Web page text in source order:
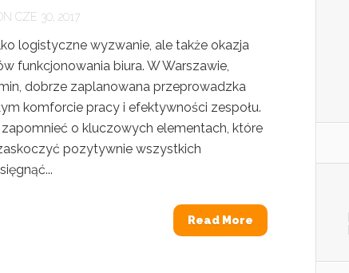
CZE 30, 2017
logistyczne wyzwanie, ale także okazja
funkcjonowania biura. W Warszawie,
dobrze zaplanowana przeprowadzka
komforcie pracy i efektywności zespołu.
o kluczowych elementach, które
pozytywnie wszystkich
Read More